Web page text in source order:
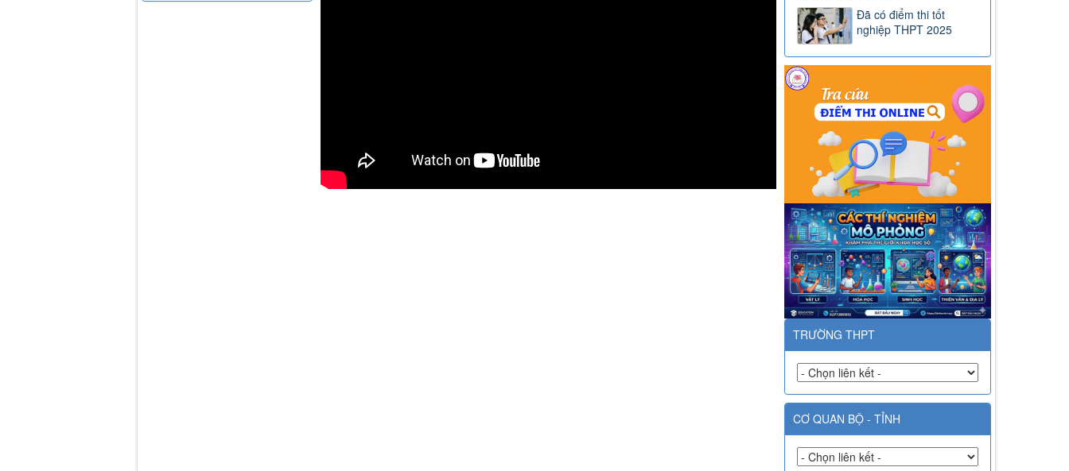
Đã có điểm thi tốt
nghiệp THPT 2025
TRƯỜNG THPT
CƠ QUAN BỘ - TỈNH